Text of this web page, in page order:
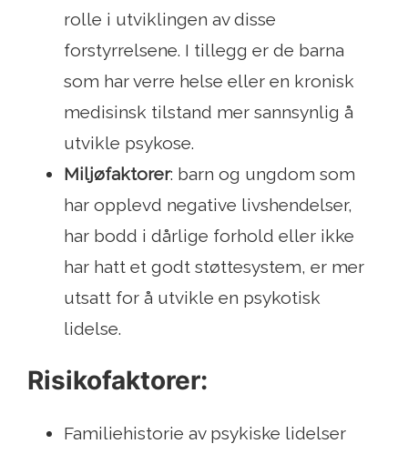
rolle i utviklingen av disse
forstyrrelsene. I tillegg er de barna
som har verre helse eller en kronisk
medisinsk tilstand mer sannsynlig å
utvikle psykose.
Miljøfaktorer: barn og ungdom som
har opplevd negative livshendelser,
har bodd i dårlige forhold eller ikke
har hatt et godt støttesystem, er mer
utsatt for å utvikle en psykotisk
lidelse.
Risikofaktorer:
Familiehistorie av psykiske lidelser